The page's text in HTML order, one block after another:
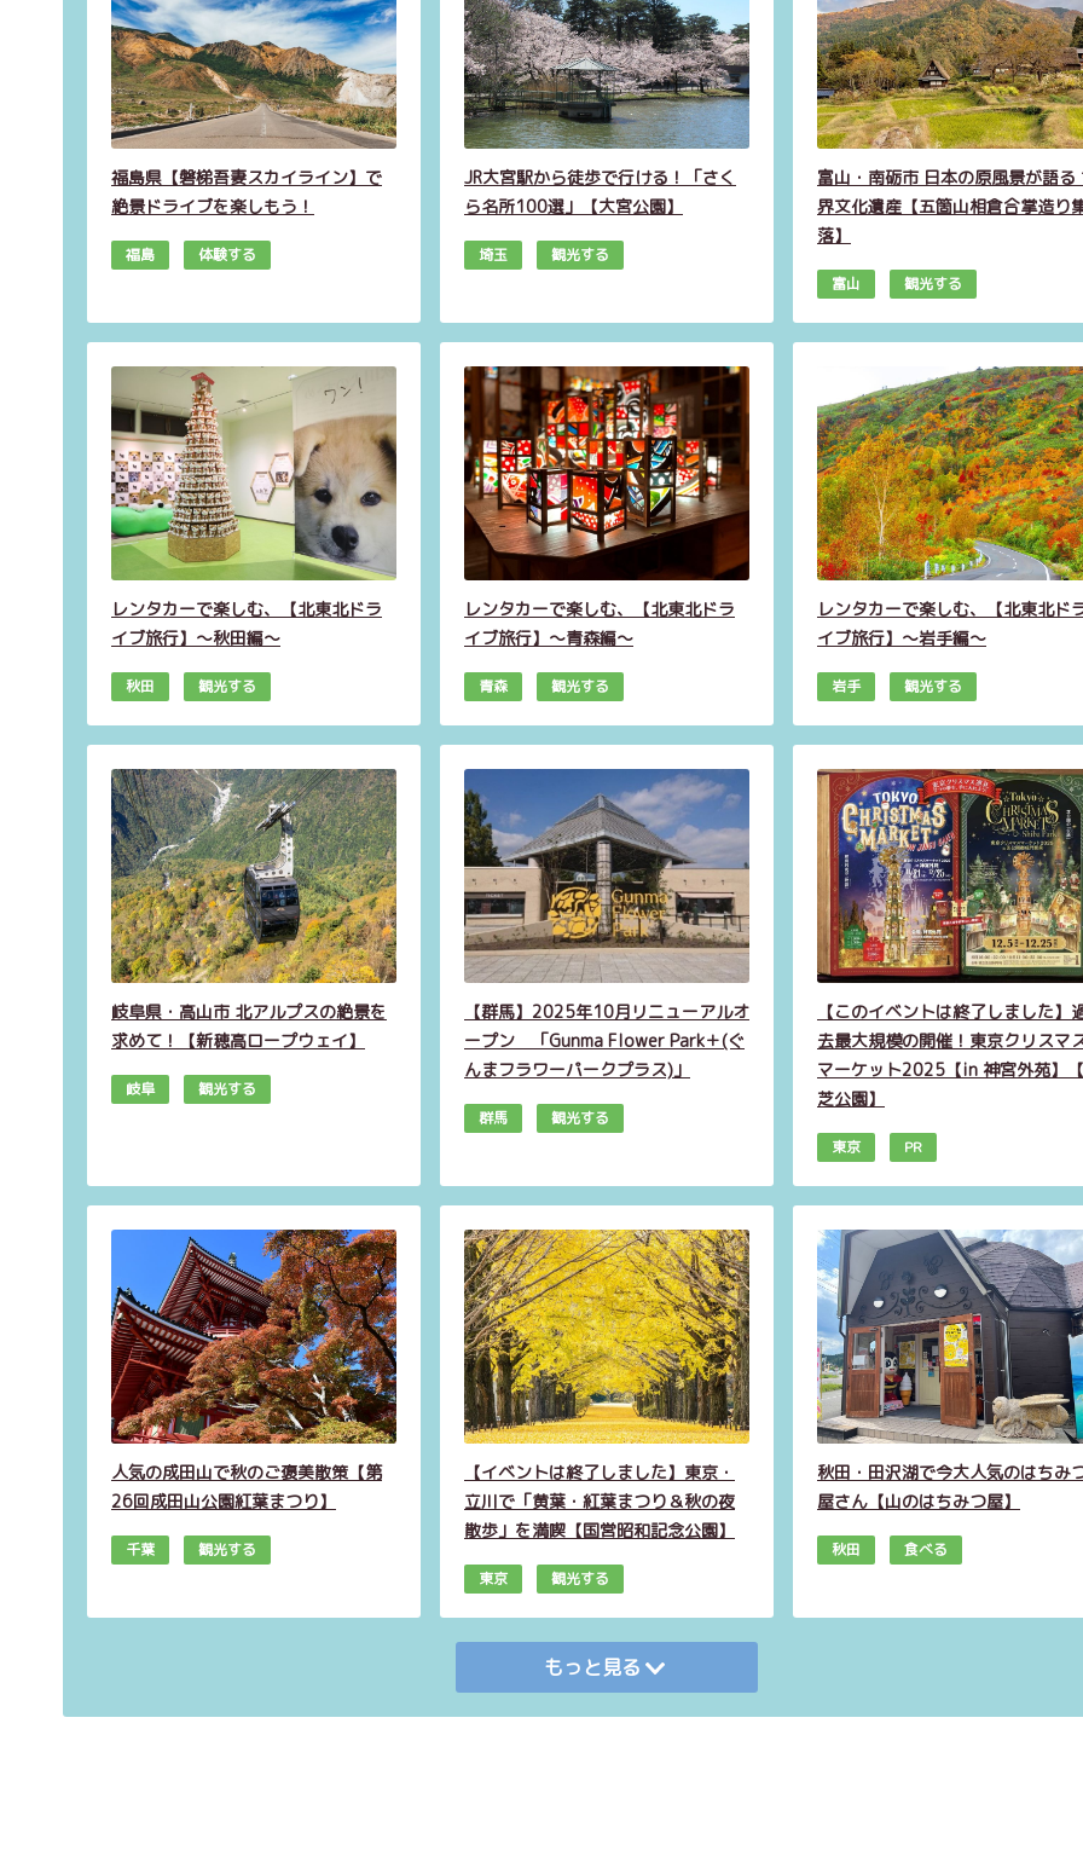
福島県【磐梯吾妻スカイライン】で
絶景ドライブを楽しもう！
福島 体験する
JR大宮駅から徒歩で行ける！「さく
ら名所100選」【大宮公園】
埼玉 観光する
富山・南砺市 日本の原風景が語る
界文化遺産【五箇山相倉合掌造り
落】
富山 観光する
レンタカーで楽しむ、【北東北ドラ
イブ旅行】～秋田編～
秋田 観光する
レンタカーで楽しむ、【北東北ドラ
イブ旅行】～青森編～
青森 観光する
レンタカーで楽しむ、【北東北ド
イブ旅行】～岩手編～
岩手 観光する
岐阜県・高山市 北アルプスの絶景を
求めて！【新穂高ロープウェイ】
岐阜 観光する
【群馬】2025年10月リニューアルオ
ープン 「Gunma Flower Park＋(ぐ
んまフラワーパークプラス)」
群馬 観光する
【このイベントは終了しました】
去最大規模の開催！東京クリスマ
マーケット2025【in 神宮外苑】
芝公園】
東京 PR
人気の成田山で秋のご褒美散策【第
26回成田山公園紅葉まつり】
千葉 観光する
【イベントは終了しました】東京・
立川で「黄葉・紅葉まつり＆秋の夜
散歩」を満喫【国営昭和記念公園】
東京 観光する
秋田・田沢湖で今大人気のはちみ
屋さん【山のはちみつ屋】
秋田 食べる
もっと見る